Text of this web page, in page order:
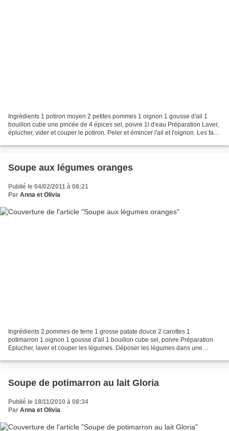
Ingrédients 1 potiron moyen 2 petites pommes 1 oignon 1 gousse d'ail 1
bouillon cube une pincée de 4 épices sel, poivre 1l d'eau Préparation Laver,
éplucher, vider et couper le potiron. Peler et émincer l'ail et l'oignon. Les faire
Soupe aux légumes oranges
Publié le 04/02/2011 à 08:21
Par Anna et Olivia
Ingrédients 2 pommes de terre 1 grosse patate douce 2 carottes 1
potimarron 1 oignon 1 gousse d'ail 1 bouillon cube sel, poivre Préparation
Eplucher, laver et couper les légumes. Déposer les légumes dans une
Soupe de potimarron au lait Gloria
Publié le 18/11/2010 à 08:34
Par Anna et Olivia